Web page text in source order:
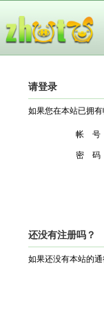
请登录
如果您在本站已拥
帐 号
密 码
还没有注册吗？
如果还没有本站的